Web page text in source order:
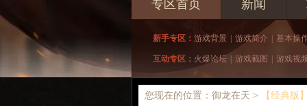
专区首页 新闻
新手专区： 游戏背景 游戏简介 基本操
互动专区： 火爆论坛 游戏截图 游戏视
您现在的位置：御龙在天 > 【经典版